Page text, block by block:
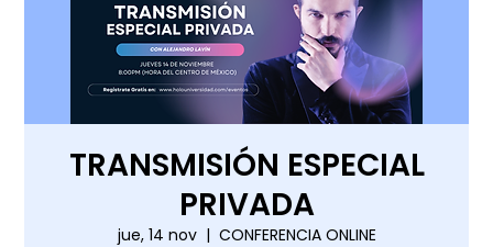
TRANSMISIÓN ESPECIAL
PRIVADA
jue, 14 nov
  |
CONFERENCIA ONLINE